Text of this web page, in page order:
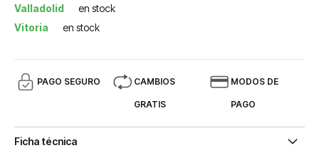
Valladolid
en stock
Vitoria
en stock
PAGO SEGURO CAMBIOS
GRATIS
MODOS DE
PAGO
Ficha técnica